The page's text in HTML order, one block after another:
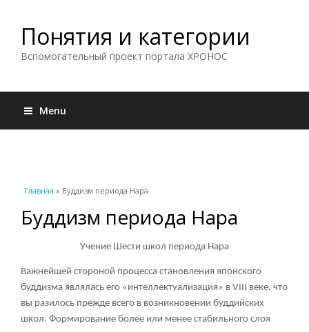
Понятия и категории
Вспомогательный проект портала ХРОНОС
Menu
Вы здесь
Главная » Буддизм периода Нара
Буддизм периода Нара
Учение Шести школ периода Нара
Важнейшей стороной процесса становления японского
буддизма являлась его «интеллектуализация» в VIII веке, что
вы разилось прежде всего в возникновении буддийских
школ. Формирование более или менее стабильного слоя